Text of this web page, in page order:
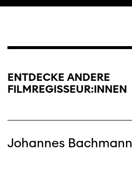
ENTDECKE ANDERE
FILMREGISSEUR:INNEN
Johannes Bachmann